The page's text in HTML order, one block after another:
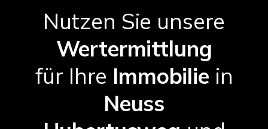
Nutzen Sie unsere
Wertermittlung
für Ihre Immobilie in
Neuss